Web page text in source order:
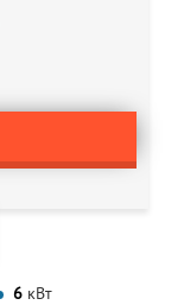
6 кВт